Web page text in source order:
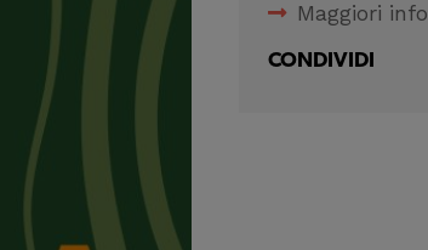
Maggiori info
CONDIVIDI